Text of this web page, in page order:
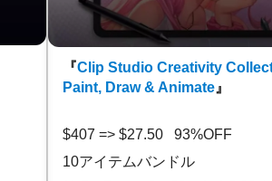
『Clip Studio Creativity
Paint, Draw & Animate 』
$407 => $27.50 93%OFF
10アイテムバンドル